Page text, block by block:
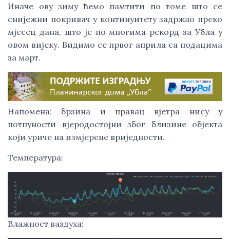
Иначе ову зиму ћемо памтити по томе што се
снијежни покривач у континуитету задржао преко
мјесец дана, што је по многима рекорд за Убла у
овом вијеку. Видимо се првог априла са подацима
за март.
Напомена: брзина и правац вјетра нису у
потпуности вјеродостојни због близине објекта
који уриче на измјерене вриједности.
Температура:
Влажност ваздуха: